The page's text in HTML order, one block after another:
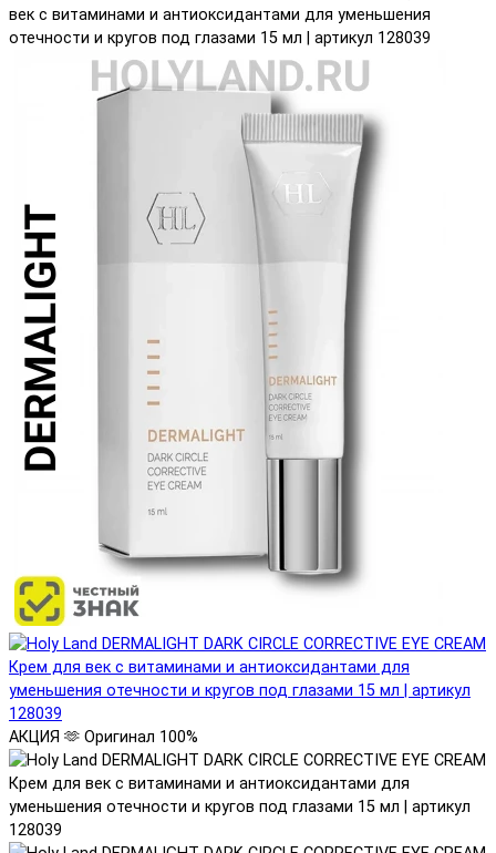
век с витаминами и антиоксидантами для уменьшения
отечности и кругов под глазами 15 мл | артикул 128039
АКЦИЯ 🫶 Оригинал 100%